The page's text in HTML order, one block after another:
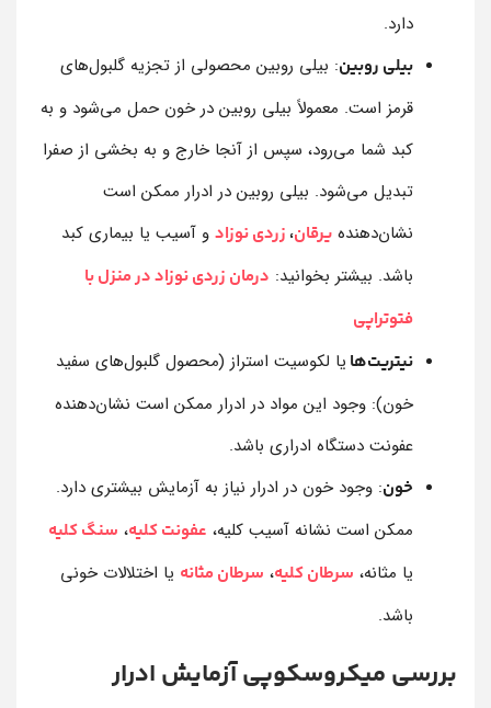
دارد.
بیلی روبین: بیلی روبین محصولی از تجزیه گلبول‌های
قرمز است. معمولاً بیلی روبین در خون حمل می‌شود و به
کبد شما می‌رود، سپس از آنجا خارج و به بخشی از صفرا
تبدیل می‌شود. بیلی روبین در ادرار ممکن است
نشان‌دهنده یرقان، زردی نوزاد و آسیب یا بیماری کبد
باشد. بیشتر بخوانید: درمان زردی نوزاد در منزل با
فتوتراپی
نیتریت‌ها یا لکوسیت استراز (محصول گلبول‌های سفید
خون): وجود این مواد در ادرار ممکن است نشان‌دهنده
عفونت دستگاه ادراری باشد.
خون: وجود خون در ادرار نیاز به آزمایش بیشتری دارد.
ممکن است نشانه آسیب کلیه، عفونت کلیه، سنگ کلیه
یا مثانه، سرطان کلیه، سرطان مثانه یا اختلالات خونی
باشد.
بررسی میکروسکوپی آزمایش ادرار